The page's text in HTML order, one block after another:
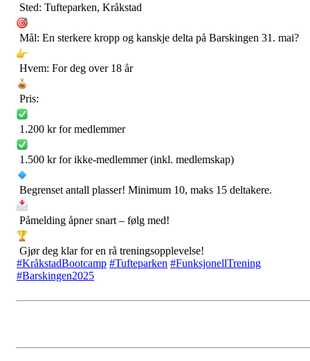
Sted: Tufteparken, Kråkstad
Mål: En sterkere kropp og kanskje delta på Barskingen 31. mai?
Hvem: For deg over 18 år
Pris:
1.200 kr for medlemmer
1.500 kr for ikke-medlemmer (inkl. medlemskap)
Begrenset antall plasser! Minimum 10, maks 15 deltakere.
Påmelding åpner snart – følg med!
Gjør deg klar for en rå treningsopplevelse!
#KråkstadBootcamp #Tufteparken #FunksjonellTrening
#Barskingen2025